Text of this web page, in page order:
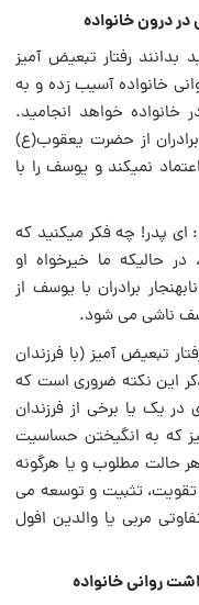
درون خانواده
بدانند رفتار تبعیض آمیز
خانواده آسیب زده و به
خانواده خواهد انجامید.
از حضرت یعقوب‌(ع)
نمیکند و یوسف‌ را با
اى پدر! چه فکر میکنید که
در حالیکه ما خیرخواه او
برادران با یوسف از
ناشى می شود.
تبعیض آمیز (با فرزندان
این نکته ضرورى است که
در یک یا برخى از فرزندان
که به انگیختن حساسیت
هر حالت مطلوب و یا هرگونه
تقویت، تثبیت و توسعه می
مربى یا والدین افول
روانی خانواده